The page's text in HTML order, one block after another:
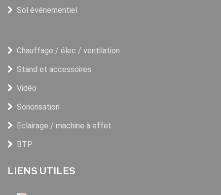
Sol événementiel
Chauffage / élec / ventilation
Stand et accessoires
Vidéo
Sonorisation
Eclairage / machine à effet
BTP
LIENS UTILES